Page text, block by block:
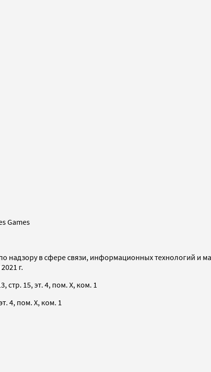
Games
надзору в сфере связи, информационных технологий и
г.
стр. 15, эт. 4, пом. X, ком. 1
4, пом. X, ком. 1